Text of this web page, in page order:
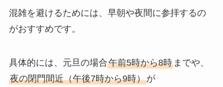
混雑を避けるためには、早朝や夜間に参拝するの
がおすすめです。
具体的には、元旦の場合午前5時から8時までや、
夜の閉門間近（午後7時から9時）が